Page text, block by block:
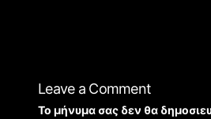
Leave a Comment
Το μήνυμα σας δεν θα